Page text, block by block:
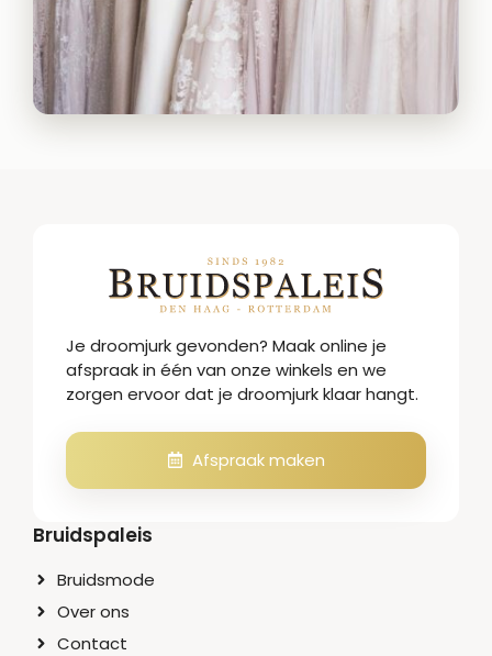
Je droomjurk gevonden? Maak online je
afspraak in één van onze winkels en we
zorgen ervoor dat je droomjurk klaar hangt.
Afspraak maken
Bruidspaleis
Bruidsmode
Over ons
Contact